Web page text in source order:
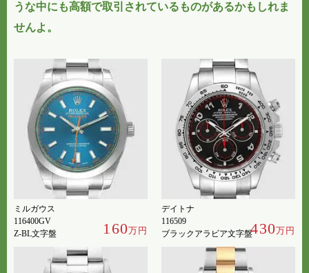
うな中にも高額で取引されているものがあるかもしれま
せんよ。
ミルガウス
116400GV
Z-BL文字盤
160万円
デイトナ
116509
ブラックアラビア文字盤430万円